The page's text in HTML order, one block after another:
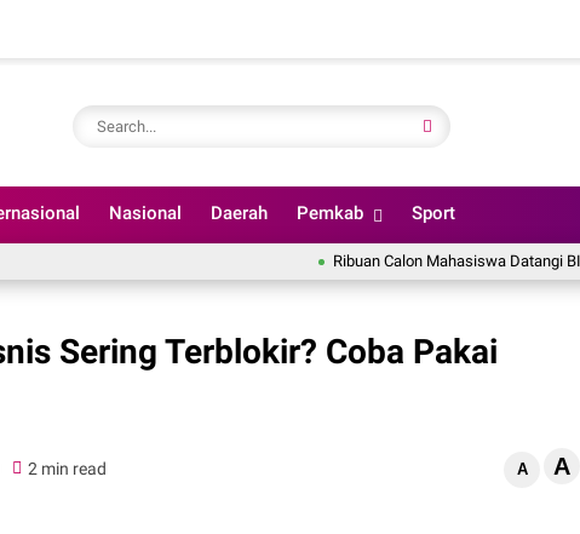
Nasional Daerah Pemkab Sport
Ribuan Calon Mahasiswa Datangi BINUS
Sering Terblokir? Coba Pakai
2 min read A A